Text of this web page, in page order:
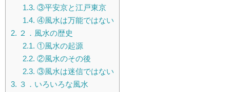
1.3. ③平安京と江戸東京
1.4. ④風水は万能ではない
2. ２．風水の歴史
2.1. ①風水の起源
2.2. ②風水のその後
2.3. ③風水は迷信ではない
3. ３．いろいろな風水